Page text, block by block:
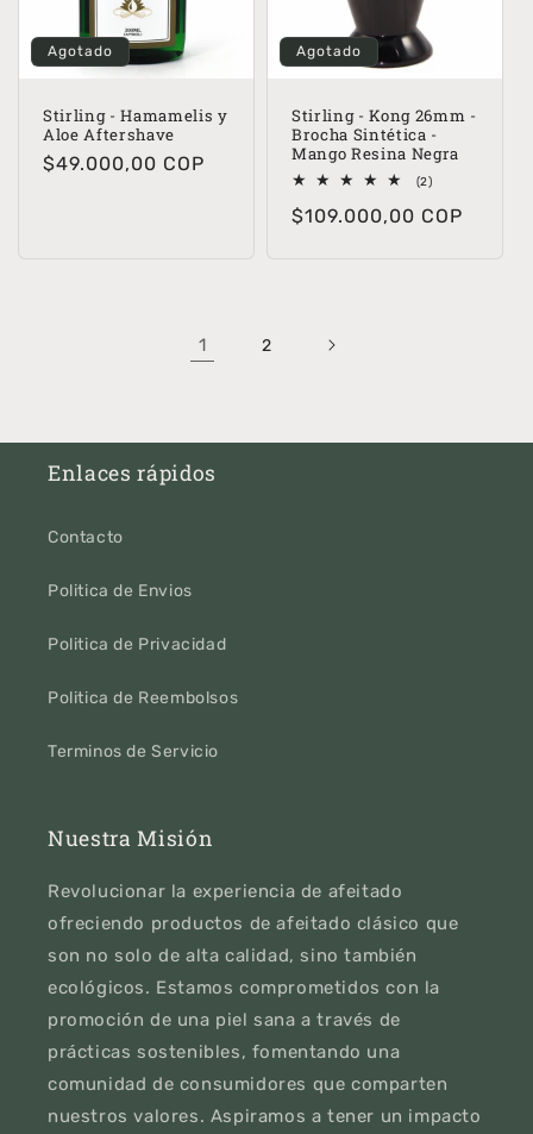
Agotado
Stirling - Hamamelis y
Aloe Aftershave
Precio
$49.000,00 COP
Agotado
Stirling - Kong 26mm -
Brocha Sintética -
Mango Resina Negra
(2)2
totales
Precio
$109.000,00 COP
1 2
Enlaces rápidos
Contacto
Politica de Envios
Politica de Privacidad
Politica de Reembolsos
Terminos de Servicio
Nuestra Misión
Revolucionar la experiencia de afeitado
ofreciendo productos de afeitado clásico que
son no solo de alta calidad, sino también
ecológicos. Estamos comprometidos con la
promoción de una piel sana a través de
prácticas sostenibles, fomentando una
comunidad de consumidores que comparten
nuestros valores. Aspiramos a tener un impacto